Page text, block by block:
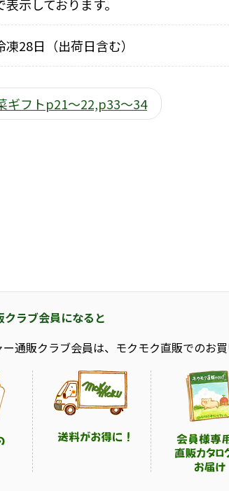
表示しております。
凍28日（出荷日含む）
ギフトp21～22,p33～34
クラブ会員になると
通販クラブ会員は、モクモク直販でのお